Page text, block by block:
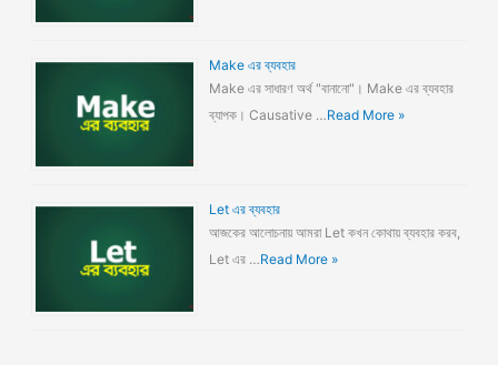
Make এর ব্যবহার
Make এর সাধারণ অর্থ "বানানো"। Make এর ব্যবহার
ব্যাপক। Causative …Read More »
Let এর ব্যবহার
আজকের আলোচনায় আমরা Let কখন কোথায় ব্যবহার করব,
Let এর …Read More »